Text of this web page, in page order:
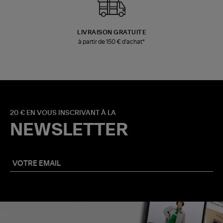
LIVRAISON GRATUITE
à partir de 150 € d'achat*
20 € EN VOUS INSCRIVANT À LA
NEWSLETTER